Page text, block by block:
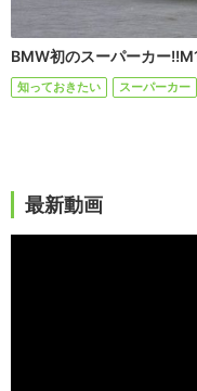
BMW初のスーパーカー
知っておきたい スーパーカー
最新動画